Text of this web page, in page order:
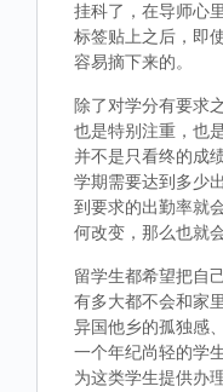
挂科了，在导师心
标签贴上之后，即
容易摘下来的。
除了对学分有要求
也是特别注重，也
并不是只看终的成
学期需要达到多少
到要求的出勤率就
何改变，那么也就
留学生都希望把自
有多大都不会和家
异国他乡的孤独感
一个年纪尚轻的学
为这类学生提供办